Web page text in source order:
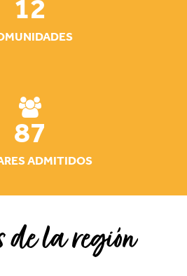
12
87
ADMITIDOS
de la región